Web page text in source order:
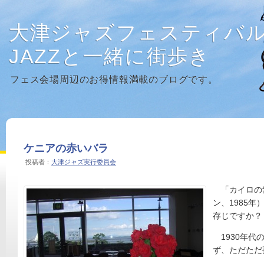
大津ジャズフェスティバ
JAZZと一緒に街歩き
フェス会場周辺のお得情報満載のブログです。
ケニアの赤いバラ
投稿者： 大津ジャズ実行委員会
「カイロの
ン、1985年
存じですか？
1930年代の
ず、ただた